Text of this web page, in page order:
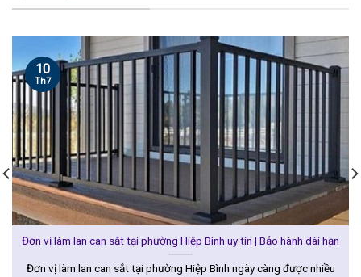
Đơn vị làm lan can sắt tại phường Hiệp Bình uy tín | Bảo hành dài hạn
Đơn vị làm lan can sắt tại phường Hiệp Bình ngày càng được nhiều
10
Th7